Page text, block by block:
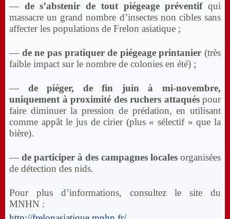
— de s’abstenir de tout piégeage préventifqui
massacre un grand nombre d’insectes non cibles sans
affecter les populations de Frelon asiatique ;
— de ne pas pratiquer de piégeage printanier (très
faible impact sur le nombre de colonies en été) ;
— de piéger, de fin juin à mi-novembre,
uniquement à proximité des ruchers attaquéspour
faire diminuer la pression de prédation, en utilisant
comme appât le jus de cirier (plus « sélectif » que la
bière).
— de participer à des campagnes locales organisées
de détection des nids.
Pour plus d’informations, consultez le site du
MNHN :